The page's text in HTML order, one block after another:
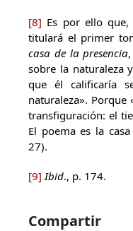
[8] Es por ello
titulará el primer
casa de la presencia
sobre la naturaleza
que él calificaría
naturaleza». Porque
transfiguración: el
El poema es la
27).
[9] Ibid., p. 174.
Compartir